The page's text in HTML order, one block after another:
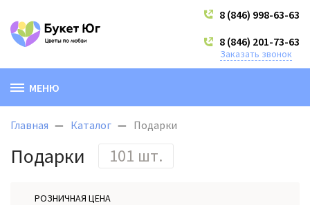
8 (846) 998-63-63
8 (846) 201-73-63
Заказать звонок
МЕНЮ
Главная Каталог Подарки
Подарки 101 шт.
РОЗНИЧНАЯ ЦЕНА